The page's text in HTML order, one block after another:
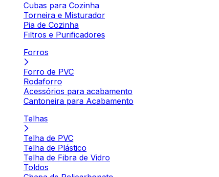
Cubas para Cozinha
Torneira e Misturador
Pia de Cozinha
Filtros e Purificadores
Forros
Forro de PVC
Rodaforro
Acessórios para acabamento
Cantoneira para Acabamento
Telhas
Telha de PVC
Telha de Plástico
Telha de Fibra de Vidro
Toldos